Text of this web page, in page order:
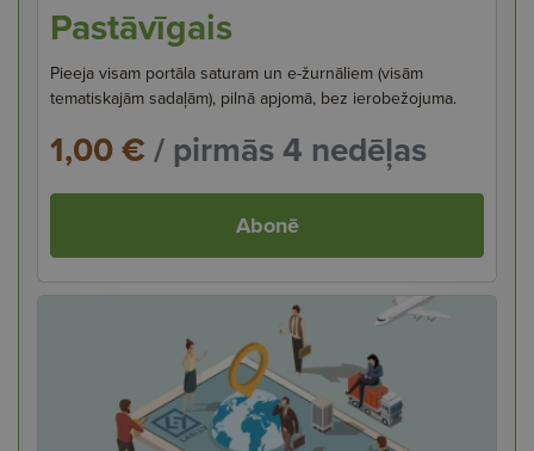
Pastāvīgais
Pieeja visam portāla saturam un e-žurnāliem (visām
tematiskajām sadaļām), pilnā apjomā, bez ierobežojuma.
1,00 €/ pirmās 4 nedēļas
Abonē